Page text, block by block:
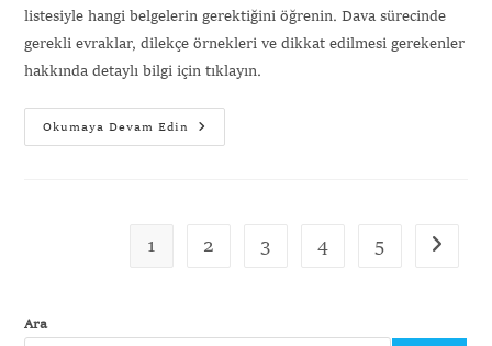
listesiyle hangi belgelerin gerektiğini öğrenin. Dava sürecinde
gerekli evraklar, dilekçe örnekleri ve dikkat edilmesi gerekenler
hakkında detaylı bilgi için tıklayın.
Okumaya Devam Edin
1 2 3 4 5
Ara